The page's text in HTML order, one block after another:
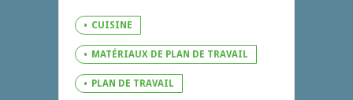
CUISINE
MATÉRIAUX DE PLAN DE TRAVAIL
PLAN DE TRAVAIL